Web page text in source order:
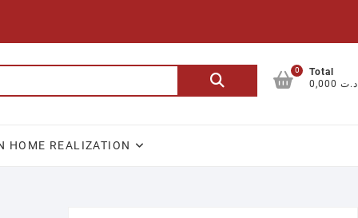
Recherche
0
Total
0,000 د.ت
HOME REALIZATION